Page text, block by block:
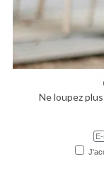
Ne loupez